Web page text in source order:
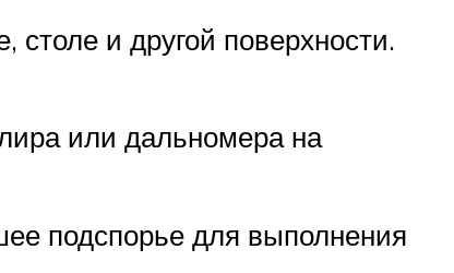
и другой поверхности.
или дальномера на
подспорье для выполнения